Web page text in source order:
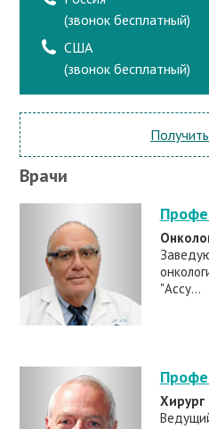
(звонок бесплатный)
США
(звонок бесплатный)
Врачи
"Ассу...
Хирург